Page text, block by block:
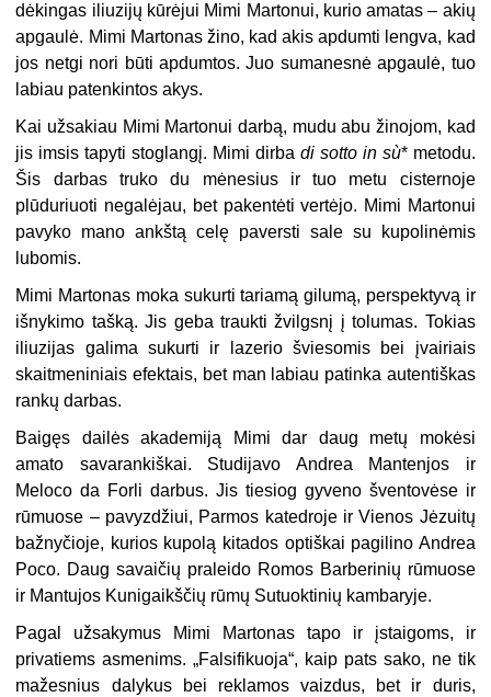
dėkingas iliuzijų kūrėjui Mimi Martonui, kurio amatas – akių
apgaulė. Mimi Martonas žino, kad akis apdumti lengva, kad
jos netgi nori būti apdumtos. Juo sumanesnė apgaulė, tuo
labiau patenkintos akys.
Kai užsakiau Mimi Martonui darbą, mudu abu žinojom, kad
jis imsis tapyti stoglangį. Mimi dirba di sotto in sù* metodu.
Šis darbas truko du mėnesius ir tuo metu cisternoje
plūduriuoti negalėjau, bet pakentėti vertėjo. Mimi Martonui
pavyko mano ankštą celę paversti sale su kupolinėmis
lubomis.
Mimi Martonas moka sukurti tariamą gilumą, perspektyvą ir
išnykimo tašką. Jis geba traukti žvilgsnį į tolumas. Tokias
iliuzijas galima sukurti ir lazerio šviesomis bei įvairiais
skaitmeniniais efektais, bet man labiau patinka autentiškas
rankų darbas.
Baigęs dailės akademiją Mimi dar daug metų mokėsi
amato savarankiškai. Studijavo Andrea Mantenjos ir
Meloco da Forli darbus. Jis tiesiog gyveno šventovėse ir
rūmuose – pavyzdžiui, Parmos katedroje ir Vienos Jėzuitų
bažnyčioje, kurios kupolą kitados optiškai pagilino Andrea
Poco. Daug savaičių praleido Romos Barberinių rūmuose
ir Mantujos Kunigaikščių rūmų Sutuoktinių kambaryje.
Pagal užsakymus Mimi Martonas tapo ir įstaigoms, ir
privatiems asmenims. „Falsifikuoja“, kaip pats sako, ne tik
mažesnius dalykus bei reklamos vaizdus, bet ir duris,